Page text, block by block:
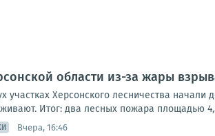
области из-за жары
участках Херсонского лесничества
Итог: два лесных пожара площадью
Вчера, 16:46